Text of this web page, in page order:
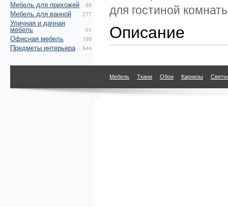
Мебель для прихожей 89
Мебель для ванной 277
Уличная и дачная
мебель 61
Офисная мебель 199
Предметы интерьера 644
для гостиной
Описание
Мебель Ткани Обои Карнизы